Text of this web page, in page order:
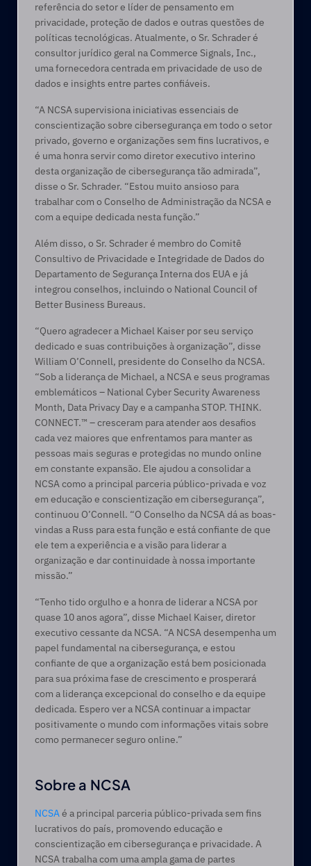
referência do setor e líder de pensamento em
privacidade, proteção de dados e outras questões de
políticas tecnológicas. Atualmente, o Sr. Schrader é
consultor jurídico geral na Commerce Signals, Inc.,
uma fornecedora centrada em privacidade de uso de
dados e insights entre partes confiáveis.
“A NCSA supervisiona iniciativas essenciais de
conscientização sobre cibersegurança em todo o setor
privado, governo e organizações sem fins lucrativos, e
é uma honra servir como diretor executivo interino
desta organização de cibersegurança tão admirada”,
disse o Sr. Schrader. “Estou muito ansioso para
trabalhar com o Conselho de Administração da NCSA e
com a equipe dedicada nesta função.”
Além disso, o Sr. Schrader é membro do Comitê
Consultivo de Privacidade e Integridade de Dados do
Departamento de Segurança Interna dos EUA e já
integrou conselhos, incluindo o National Council of
Better Business Bureaus.
“Quero agradecer a Michael Kaiser por seu serviço
dedicado e suas contribuições à organização”, disse
William O’Connell, presidente do Conselho da NCSA.
“Sob a liderança de Michael, a NCSA e seus programas
emblemáticos – National Cyber Security Awareness
Month, Data Privacy Day e a campanha STOP. THINK.
CONNECT.™ – cresceram para atender aos desafios
cada vez maiores que enfrentamos para manter as
pessoas mais seguras e protegidas no mundo online
em constante expansão. Ele ajudou a consolidar a
NCSA como a principal parceria público-privada e voz
em educação e conscientização em cibersegurança”,
continuou O’Connell. “O Conselho da NCSA dá as boas-
vindas a Russ para esta função e está confiante de que
ele tem a experiência e a visão para liderar a
organização e dar continuidade à nossa importante
missão.”
“Tenho tido orgulho e a honra de liderar a NCSA por
quase 10 anos agora”, disse Michael Kaiser, diretor
executivo cessante da NCSA. “A NCSA desempenha um
papel fundamental na cibersegurança, e estou
confiante de que a organização está bem posicionada
para sua próxima fase de crescimento e prosperará
com a liderança excepcional do conselho e da equipe
dedicada. Espero ver a NCSA continuar a impactar
positivamente o mundo com informações vitais sobre
como permanecer seguro online.”
Sobre a NCSA
NCSA é a principal parceria público-privada sem fins
lucrativos do país, promovendo educação e
conscientização em cibersegurança e privacidade. A
NCSA trabalha com uma ampla gama de partes